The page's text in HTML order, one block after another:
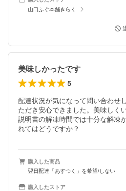
山口ふぐ本舗きらく
美味しかったです
5
配達状況が気になって問い合わせ
ただき安心できました。美味しく
説明書の解凍時間では十分な解凍
れてはどうですか？
購入した商品
翌日配達「あすつく」を希望/しない
購入したストア